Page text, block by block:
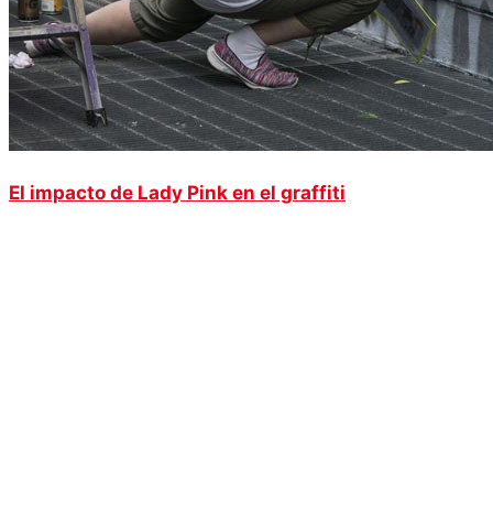
El impacto de Lady Pink en el graffiti